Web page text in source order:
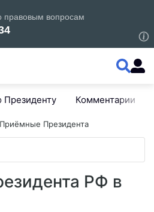
Президенту Комментарии
Приёмные Президента
РФ в